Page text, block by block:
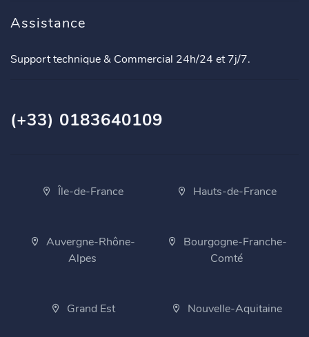
Assistance
Support technique & Commercial 24h/24 et 7j/7.
(+33) 0183640109
Île-de-France Hauts-de-France
Auvergne-Rhône-
Alpes
Bourgogne-Franche-
Comté
Grand Est Nouvelle-Aquitaine